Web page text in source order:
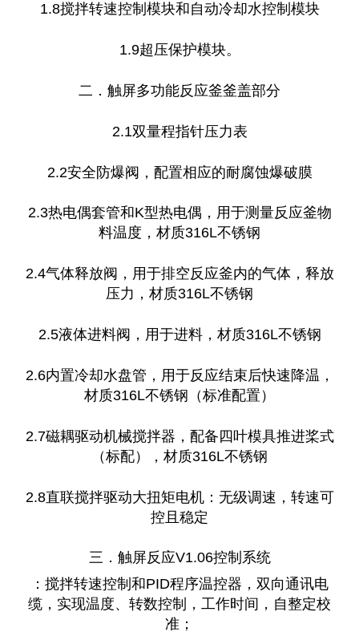
1.8搅拌转速控制模块和自动冷却水控制模块
1.9超压保护模块。
二．触屏多功能反应釜釜盖部分
2.1双量程指针压力表
2.2安全防爆阀，配置相应的耐腐蚀爆破膜
2.3热电偶套管和K型热电偶，用于测量反应釜物
料温度，材质316L不锈钢
2.4气体释放阀，用于排空反应釜内的气体，释放
压力，材质316L不锈钢
2.5液体进料阀，用于进料，材质316L不锈钢
2.6内置冷却水盘管，用于反应结束后快速降温，
材质316L不锈钢（标准配置）
2.7磁耦驱动机械搅拌器，配备四叶模具推进桨式
（标配），材质316L不锈钢
2.8直联搅拌驱动大扭矩电机：无级调速，转速可
控且稳定
三．触屏反应V1.06控制系统
：搅拌转速控制和PID程序温控器，双向通讯电
缆，实现温度、转数控制，工作时间，自整定校
准；